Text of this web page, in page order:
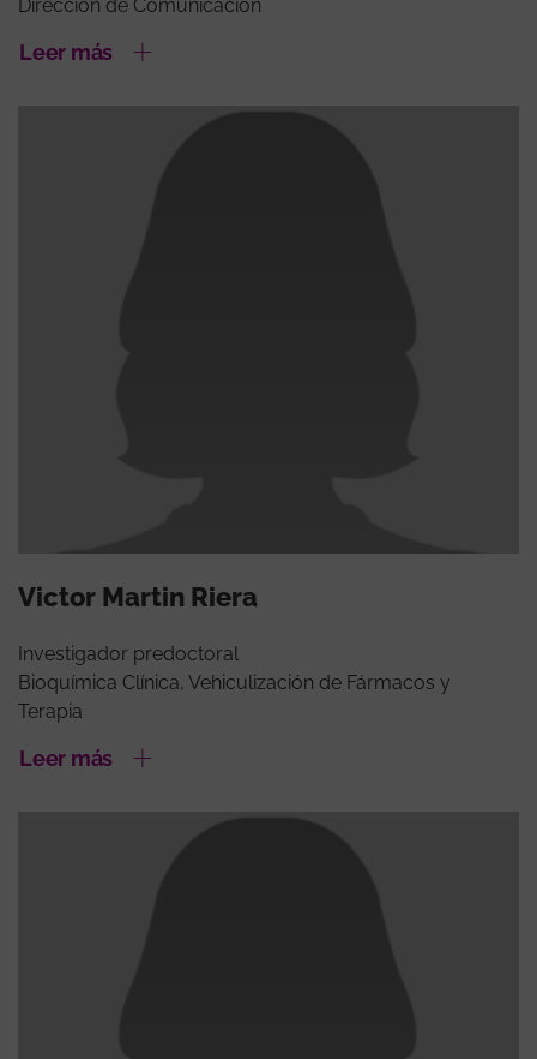
Dirección de Comunicación
Leer más
Victor Martin Riera
Investigador predoctoral
Bioquímica Clínica, Vehiculización de Fármacos y
Terapia
Leer más